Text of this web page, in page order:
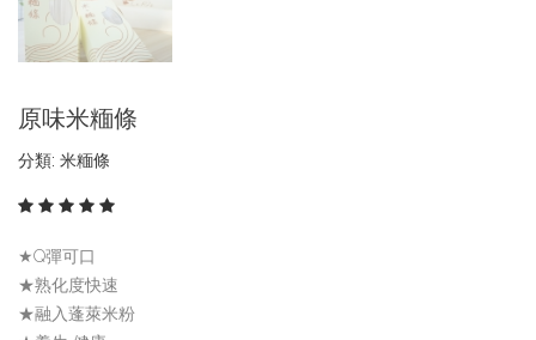
原味米糆條
分類: 米糆條
★Q彈可口
★熟化度快速
★融入蓬萊米粉